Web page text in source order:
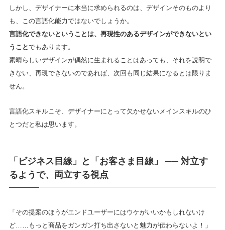
しかし、デザイナーに本当に求められるのは、デザインそのものより
も、この言語化能力ではないでしょうか。
言語化できないということは、再現性のあるデザインができないとい
うことでもあります。
素晴らしいデザインが偶然に生まれることはあっても、それを説明で
きない、再現できないのであれば、次回も同じ結果になるとは限りま
せん。
言語化スキルこそ、デザイナーにとって欠かせないメインスキルのひ
とつだと私は思います。
「ビジネス目線」と「お客さま目線」 ── 対立す
るようで、両立する視点
「その提案のほうがエンドユーザーにはウケがいいかもしれないけ
ど……もっと商品をガンガン打ち出さないと魅力が伝わらないよ！」